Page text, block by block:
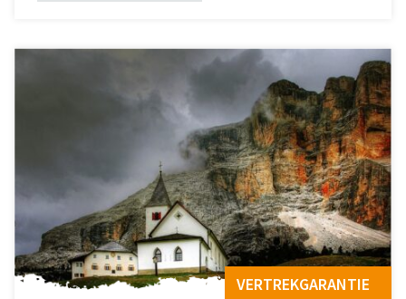
VERTREKGARANTIE